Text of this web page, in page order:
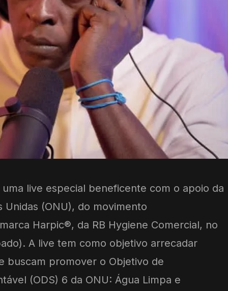
live especial beneficente com o apoio da
Unidas (ONU), do movimento
Harpic®, da RB Hygiene Comercial, no
A live tem como objetivo arrecadar
buscam promover o Objetivo de
(ODS) 6 da ONU: Água Limpa e